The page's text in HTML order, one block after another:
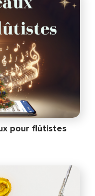
pour flûtistes